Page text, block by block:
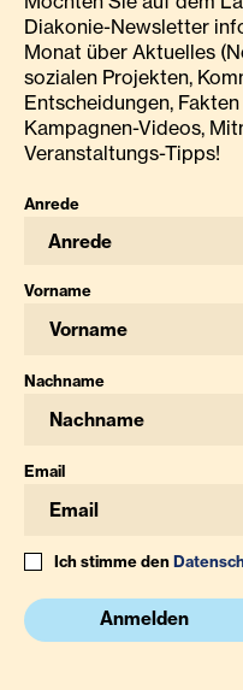
Diakonie-Newsletter
Monat über Aktuelles
sozialen Projekten,
Entscheidungen,
Kampagnen-Videos,
Veranstaltungs-Tipps!
Anrede
Anrede
Vorname
Nachname
Email
Ich stimme den
Anmelden